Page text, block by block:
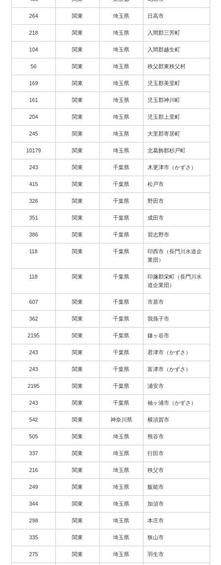
264 関東 埼玉県 日高市
218 関東 埼玉県 入間郡三芳町
104 関東 埼玉県 入間郡越生町
56 関東 埼玉県 秩父郡東秩父村
169 関東 埼玉県 児玉郡美里町
161 関東 埼玉県 児玉郡神川町
204 関東 埼玉県 児玉郡上里町
245 関東 埼玉県 大里郡寄居町
10179 関東 埼玉県 北葛飾郡杉戸町
243 関東 千葉県 木更津市（かずさ）
415 関東 千葉県 松戸市
326 関東 千葉県 野田市
351 関東 千葉県 成田市
386 関東 千葉県 習志野市
118 関東 千葉県
印西市（長門川水道企
業団）
118 関東 千葉県
印旛郡栄町（長門川水
道企業団）
607 関東 千葉県 市原市
362 関東 千葉県 我孫子市
2195 関東 千葉県 鎌ヶ谷市
243 関東 千葉県 君津市（かずさ）
243 関東 千葉県 富津市（かずさ）
2195 関東 千葉県 浦安市
243 関東 千葉県 袖ヶ浦市（かずさ）
542 関東 神奈川県 横須賀市
505 関東 埼玉県 熊谷市
337 関東 埼玉県 行田市
216 関東 埼玉県 秩父市
249 関東 埼玉県 飯能市
344 関東 埼玉県 加須市
298 関東 埼玉県 本庄市
335 関東 埼玉県 狭山市
275 関東 埼玉県 羽生市